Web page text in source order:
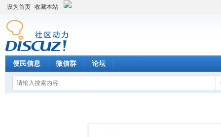
设为首页 收藏本站
便民信息 微信群 论坛